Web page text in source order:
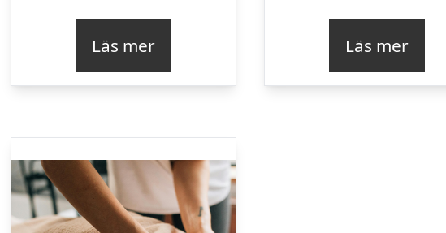
Läs mer Läs mer